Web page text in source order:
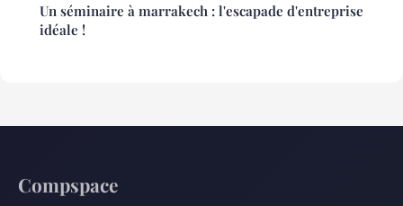
Un séminaire à marrakech : l'escapade d'entreprise
idéale !
Compspace